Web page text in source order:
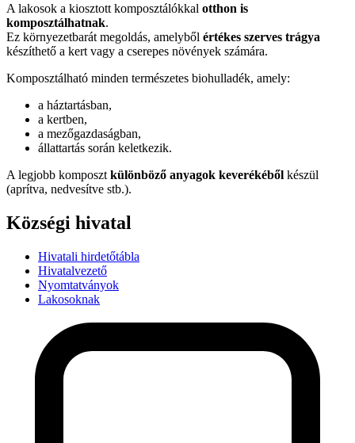
A lakosok a kiosztott komposztálókkal otthon is
komposztálhatnak.
Ez környezetbarát megoldás, amelyből értékes szerves trágya
készíthető a kert vagy a cserepes növények számára.
Komposztálható minden természetes biohulladék, amely:
a háztartásban,
a kertben,
a mezőgazdaságban,
állattartás során keletkezik.
A legjobb komposzt különböző anyagok keverékéből készül
(aprítva, nedvesítve stb.).
Községi hivatal
Hivatali hirdetőtábla
Hivatalvezető
Nyomtatványok
Lakosoknak